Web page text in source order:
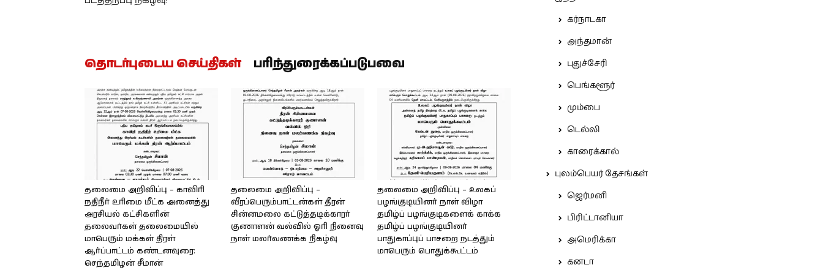
தொடர்புடைய செய்திகள் பரிந்துரைக்கப்படுபவை
தலைமை அறிவிப்பு – காவிரி
நதிநீர் உரிமை மீட்க அனைத்து
அரசியல் கட்சிகளின்
தலைவர்கள் தலைமையில்
மாபெரும் மக்கள் திரள்
ஆர்ப்பாட்டம் கண்டனவுரை:
செந்தமிழன் சீமான்
தலைமை அறிவிப்பு –
வீரப்பெரும்பாட்டன்கள் தீரன்
சின்னமலை கட்டுத்தடிக்காரர்
குணாளன் வல்வில் ஓரி நினைவு
நாள் மலர்வணக்க நிகழ்வு
தலைமை அறிவிப்பு – உலகப்
பழங்குடியினர் நாள் விழா
தமிழ்ப் பழங்குடிகளைக் காக்க
தமிழ்ப் பழங்குடியினர்
பாதுகாப்புப் பாசறை நடத்தும்
மாபெரும் பொதுக்கூட்டம்
கர்நாடகா
அந்தமான்
புதுச்சேரி
பெங்களூர்
மும்பை
டெல்லி
காரைக்கால்
புலம்பெயர் தேசங்கள்
ஜெர்மனி
பிரிட்டானியா
அமெரிக்கா
கனடா